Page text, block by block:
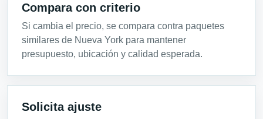
Compara con criterio
Si cambia el precio, se compara contra paquetes
similares de Nueva York para mantener
presupuesto, ubicación y calidad esperada.
Solicita ajuste